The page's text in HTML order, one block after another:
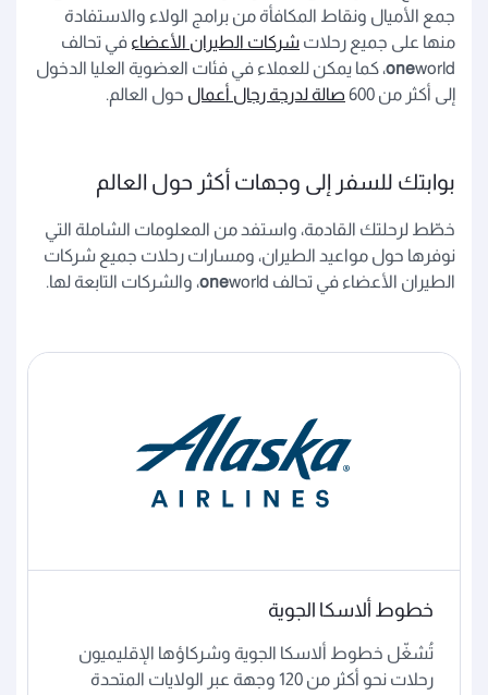
جمع الأميال ونقاط المكافأة من برامج الولاء والاستفادة
منها على جميع رحلات شركات الطيران الأعضاء في تحالف
oneworld، كما يمكن للعملاء في فئات العضوية العليا الدخول
إلى أكثر من 600
صالة لدرجة رجال أعمال حول العالم.
بوابتك للسفر إلى وجهات أكثر حول العالم
خطّط لرحلتك القادمة، واستفد من المعلومات الشاملة التي
نوفرها حول مواعيد الطيران، ومسارات رحلات جميع شركات
الطيران الأعضاء في تحالف
oneworld، والشركات التابعة لها.
خطوط ألاسكا الجوية
تُشغّل خطوط ألاسكا الجوية وشركاؤها الإقليميون
رحلات نحو أكثر من 120 وجهة عبر الولايات المتحدة